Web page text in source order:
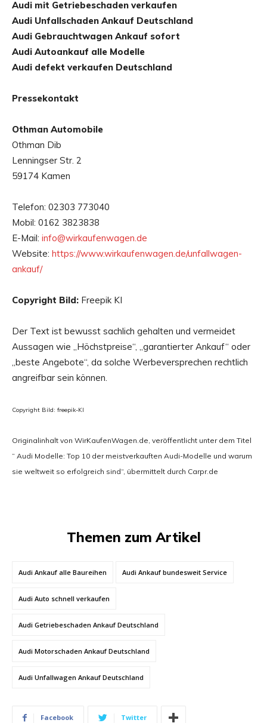
Audi mit Getriebeschaden verkaufen
Audi Unfallschaden Ankauf Deutschland
Audi Gebrauchtwagen Ankauf sofort
Audi Autoankauf alle Modelle
Audi defekt verkaufen Deutschland
Pressekontakt
Othman Automobile
Othman Dib
Lenningser Str. 2
59174 Kamen
Telefon: 02303 773040
Mobil: 0162 3823838
E-Mail: info@wirkaufenwagen.de
Website: https://www.wirkaufenwagen.de/unfallwagen-
ankauf/
Copyright Bild: Freepik KI
Der Text ist bewusst sachlich gehalten und vermeidet
Aussagen wie „Höchstpreise“, „garantierter Ankauf“ oder
„beste Angebote“, da solche Werbeversprechen rechtlich
angreifbar sein können.
Copyright Bild: freepik-KI
Originalinhalt von WirKaufenWagen.de, veröffentlicht unter dem Titel
“ Audi Modelle: Top 10 der meistverkauften Audi-Modelle und warum
sie weltweit so erfolgreich sind“, übermittelt durch Carpr.de
Themen zum Artikel
Audi Ankauf alle Baureihen Audi Ankauf bundesweit Service
Audi Auto schnell verkaufen
Audi Getriebeschaden Ankauf Deutschland
Audi Motorschaden Ankauf Deutschland
Audi Unfallwagen Ankauf Deutschland
Facebook Twitter